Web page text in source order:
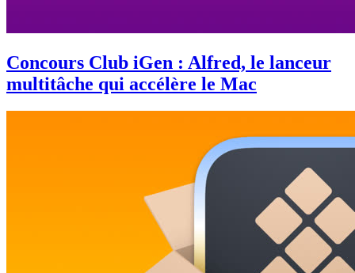
Concours Club iGen : Alfred, le lanceur
multitâche qui accélère le Mac